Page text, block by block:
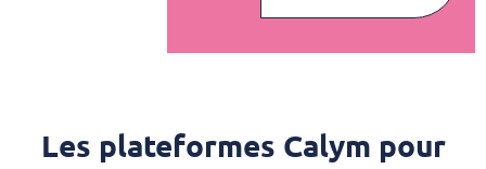
Les plateformes Calym pour